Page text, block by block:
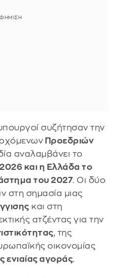
συζήτησαν την
Προεδριών
αναλαμβάνει το
και η Ελλάδα το
του 2027. Οι δύο
στη σημασία μιας
και στη
ατζέντας για την
, της
οικονομίας
ενιαίας αγοράς.